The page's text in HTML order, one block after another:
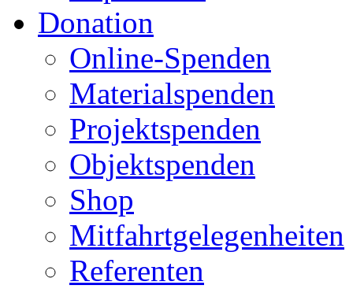
Donation
Online-Spenden
Materialspenden
Projektspenden
Objektspenden
Shop
Mitfahrtgelegenheiten
Referenten